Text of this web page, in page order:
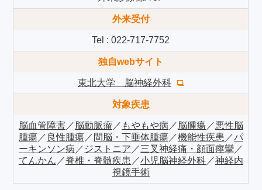
外来受付
Tel : 022-717-7752
独自webサイト
東北大学 脳神経外科
対象疾患
脳血管障害／ 脳動脈瘤／ もやもや病 ／ 脳腫瘍／悪性脳
腫瘍／ 良性腫瘍／ 間脳・下垂体腫瘍／機能性疾患 ／パ
ーキンソン病 ／ ジストニア ／三叉神経痛・顔面痙攣／
てんかん ／脊椎・脊髄疾患 ／小児脳神経外科／神経内
視鏡手術